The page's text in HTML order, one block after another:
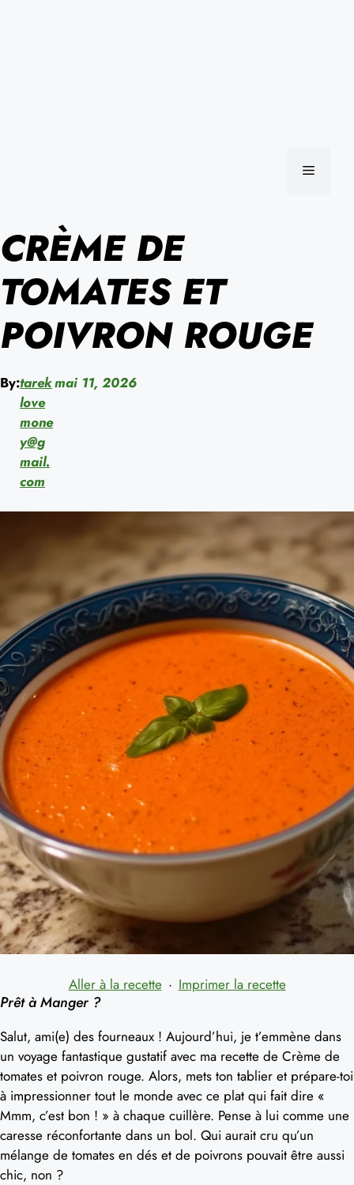
MENU
CRÈME DE
TOMATES ET
POIVRON ROUGE
By:tarek
love
mone
y@g
mail.
com
mai 11, 2026
Aller à la recette · Imprimer la recette
Prêt à Manger ?
Salut, ami(e) des fourneaux ! Aujourd’hui, je t’emmène dans
un voyage fantastique gustatif avec ma recette de Crème de
tomates et poivron rouge. Alors, mets ton tablier et prépare-toi
à impressionner tout le monde avec ce plat qui fait dire «
Mmm, c’est bon ! » à chaque cuillère. Pense à lui comme une
caresse réconfortante dans un bol. Qui aurait cru qu’un
mélange de tomates en dés et de poivrons pouvait être aussi
chic, non ?